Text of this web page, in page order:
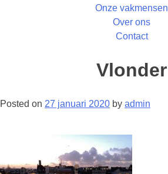
Onze vakmensen
Over ons
Contact
Vlonder
Posted on 27 januari 2020 by admin